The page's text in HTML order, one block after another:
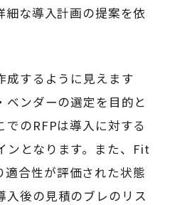
細な導入計画の提案を依
成するように見えます
ベンダーの選定を目的と
でのRFPは導入に対する
ンとなります。また、Fit
合性が評価された状態
入後の見積のブレのリス